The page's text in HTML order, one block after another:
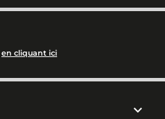
en cliquant ici
